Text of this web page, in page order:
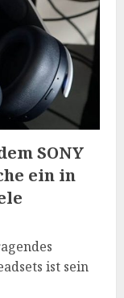
SONY
ein in
ist sein